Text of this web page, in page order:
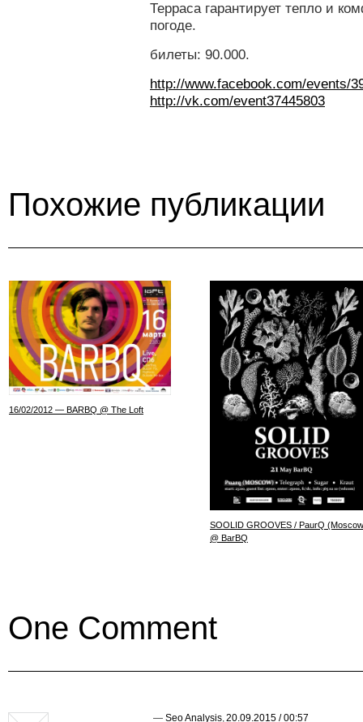
Терраса гарантирует тепло и
погоде.
билеты: 90.000.
http://www.facebook.com/events/
http://vk.com/event37445803
Похожие публикации
16/02/2012 — BARBQ @ The Loft
SOOLID GROOVES / PaurQ
@ BarBQ
One Comment
— Seo Analysis 20.09.2015 / 00:57